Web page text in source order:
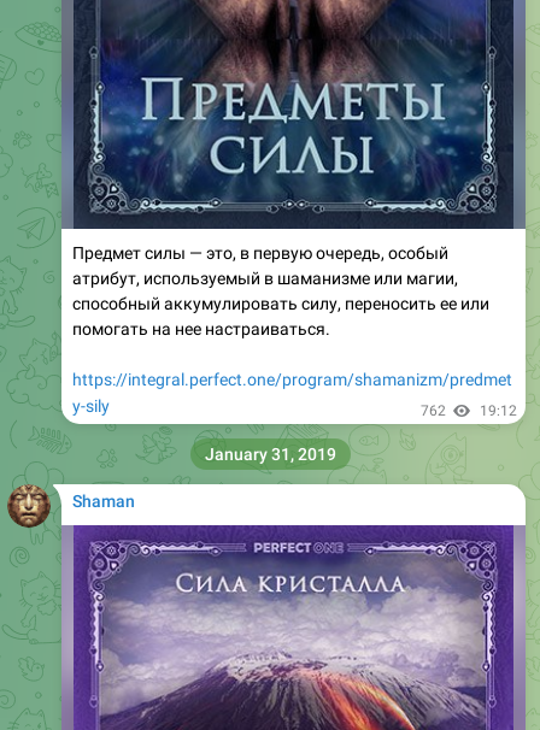
Предмет силы — это, в первую очередь, особый
атрибут, используемый в шаманизме или магии,
способный аккумулировать силу, переносить ее или
помогать на нее настраиваться.
https://integral.perfect.one/program/shamanizm/predmet
y-sily
762 19:12
Shaman
January 31, 2019